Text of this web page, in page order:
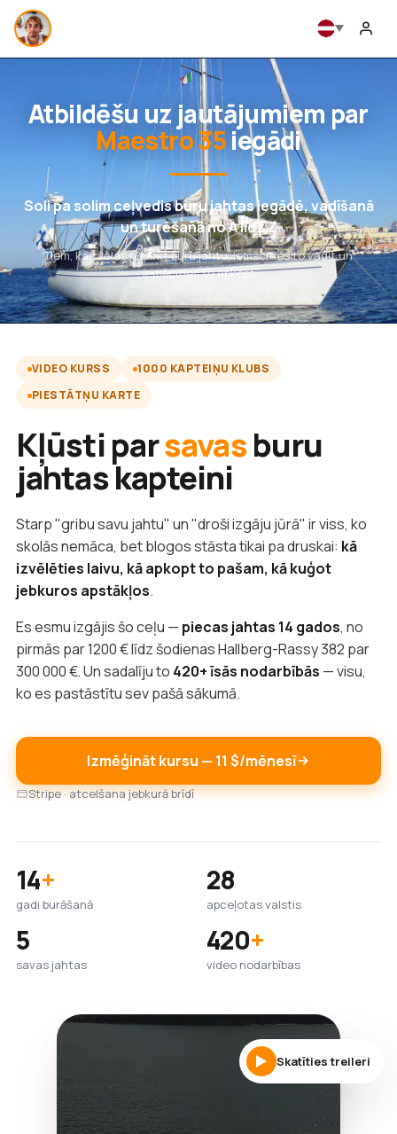
Atbildēšu uz jautājumiem par
Maestro 35iegādi
Soli pa solim ceļvedis buru jahtas iegādē, vadīšanā
un turēšanā no A līdz Z
Tiem, kas vēlas nopirkt buru jahtu, iemācīties to vadīt un
iemācīties to apkopt
VIDEO KURSS
1000 KAPTEIŅU KLUBS
PIESTĀTŅU KARTE
Kļūsti parsavasburu
jahtas kapteini
Starp "gribu savu jahtu" un "droši izgāju jūrā" ir viss, ko
skolās nemāca, bet blogos stāsta tikai pa druskai: kā
izvēlēties laivu, kā apkopt to pašam, kā kuģot
jebkuros apstākļos.
Es esmu izgājis šo ceļu — piecas jahtas 14 gados, no
pirmās par 1200 € līdz šodienas Hallberg-Rassy 382 par
300 000 €. Un sadalīju to 420+ īsās nodarbībās — visu,
ko es pastāstītu sev pašā sākumā.
Izmēģināt kursu — 11 $/mēnesī
Stripe · atcelšana jebkurā brīdī
14+
gadi burāšanā
28
apceļotas valstis
5
savas jahtas
420+
video nodarbības
Skatīties treileri